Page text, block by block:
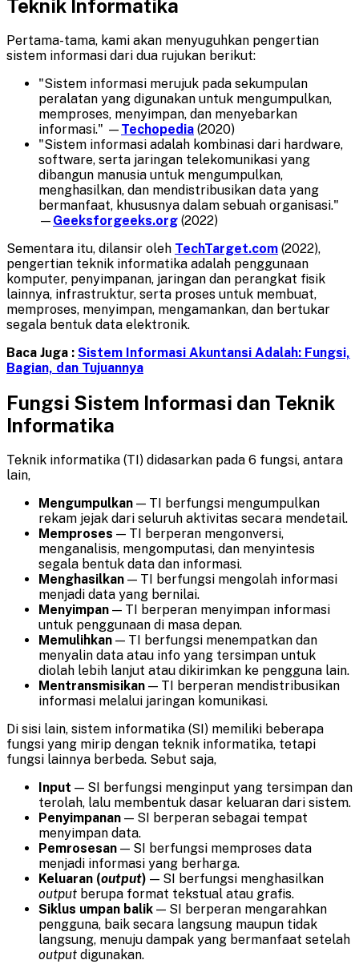
Teknik Informatika
Pertama-tama, kami akan menyuguhkan pengertian
sistem informasi dari dua rujukan berikut:
"Sistem informasi merujuk pada sekumpulan
peralatan yang digunakan untuk mengumpulkan,
memproses, menyimpan, dan menyebarkan
informasi." — Techopedia (2020)
"Sistem informasi adalah kombinasi dari hardware,
software, serta jaringan telekomunikasi yang
dibangun manusia untuk mengumpulkan,
menghasilkan, dan mendistribusikan data yang
bermanfaat, khususnya dalam sebuah organisasi."
— Geeksforgeeks.org (2022)
Sementara itu, dilansir oleh TechTarget.com (2022),
pengertian teknik informatika adalah penggunaan
komputer, penyimpanan, jaringan dan perangkat fisik
lainnya, infrastruktur, serta proses untuk membuat,
memproses, menyimpan, mengamankan, dan bertukar
segala bentuk data elektronik.
Baca Juga : Sistem Informasi Akuntansi Adalah: Fungsi,
Bagian, dan Tujuannya
Fungsi Sistem Informasi dan Teknik
Informatika
Teknik informatika (TI) didasarkan pada 6 fungsi, antara
lain,
Mengumpulkan — TI berfungsi mengumpulkan
rekam jejak dari seluruh aktivitas secara mendetail.
Memproses — TI berperan mengonversi,
menganalisis, mengomputasi, dan menyintesis
segala bentuk data dan informasi.
Menghasilkan — TI berfungsi mengolah informasi
menjadi data yang bernilai.
Menyimpan — TI berperan menyimpan informasi
untuk penggunaan di masa depan.
Memulihkan — TI berfungsi menempatkan dan
menyalin data atau info yang tersimpan untuk
diolah lebih lanjut atau dikirimkan ke pengguna lain.
Mentransmisikan — TI berperan mendistribusikan
informasi melalui jaringan komunikasi.
Di sisi lain, sistem informatika (SI) memiliki beberapa
fungsi yang mirip dengan teknik informatika, tetapi
fungsi lainnya berbeda. Sebut saja,
Input — SI berfungsi menginput yang tersimpan dan
terolah, lalu membentuk dasar keluaran dari sistem.
Penyimpanan — SI berperan sebagai tempat
menyimpan data.
Pemrosesan — SI berfungsi memproses data
menjadi informasi yang berharga.
Keluaran (output) — SI berfungsi menghasilkan
output berupa format tekstual atau grafis.
Siklus umpan balik — SI berperan mengarahkan
pengguna, baik secara langsung maupun tidak
langsung, menuju dampak yang bermanfaat setelah
output digunakan.